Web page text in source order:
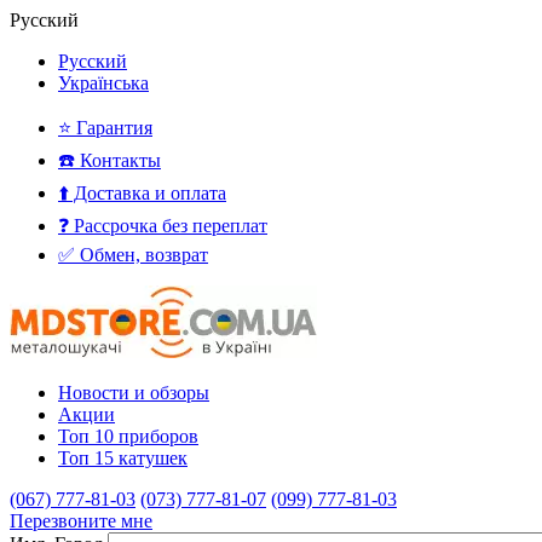
Русский
Русский
Українська
⭐ Гарантия
☎️ Контакты
⬆️ Доставка и оплата
❓ Рассрочка без переплат
✅ Обмен, возврат
Новости и обзоры
Акции
Топ 10 приборов
Топ 15 катушек
(067) 777-81-03 (073) 777-81-07 (099) 777-81-03
Перезвоните мне